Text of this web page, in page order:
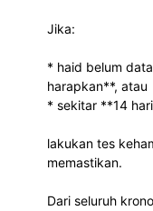
Jika:
* haid belum
harapkan**, atau
* sekitar **14
lakukan tes
memastikan.
Dari seluruh